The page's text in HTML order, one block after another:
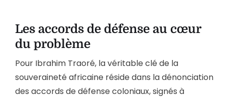
Les accords de défense au cœur
du problème
Pour Ibrahim Traoré, la véritable clé de la
souveraineté africaine réside dans la dénonciation
des accords de défense coloniaux, signés à